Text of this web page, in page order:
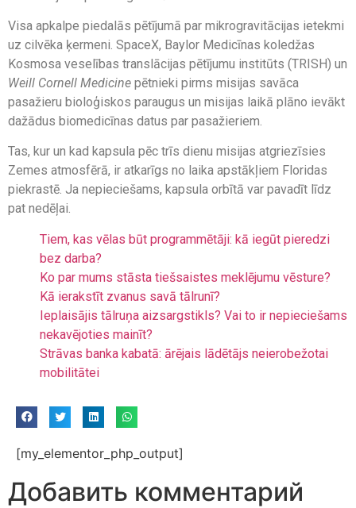
Visa apkalpe piedalās pētījumā par mikrogravitācijas ietekmi
uz cilvēka ķermeni. SpaceX, Baylor Medicīnas koledžas
Kosmosa veselības translācijas pētījumu institūts (TRISH) un
Weill Cornell Medicine pētnieki pirms misijas savāca
pasažieru bioloģiskos paraugus un misijas laikā plāno ievākt
dažādus biomedicīnas datus par pasažieriem.
Tas, kur un kad kapsula pēc trīs dienu misijas atgriezīsies
Zemes atmosfērā, ir atkarīgs no laika apstākļiem Floridas
piekrastē. Ja nepieciešams, kapsula orbītā var pavadīt līdz
pat nedēļai.
Tiem, kas vēlas būt programmētāji: kā iegūt pieredzi
bez darba?
Ko par mums stāsta tiešsaistes meklējumu vēsture?
Kā ierakstīt zvanus savā tālrunī?
Ieplaisājis tālruņa aizsargstikls? Vai to ir nepieciešams
nekavējoties mainīt?
Strāvas banka kabatā: ārējais lādētājs neierobežotai
mobilitātei
[my_elementor_php_output]
Добавить комментарий